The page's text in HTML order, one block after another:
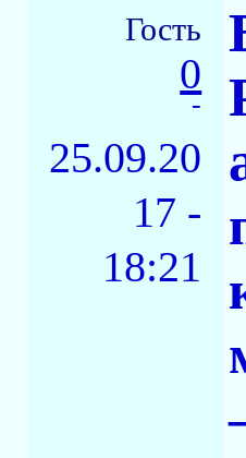
Гость
0
-
25.09.20
17 -
18:21